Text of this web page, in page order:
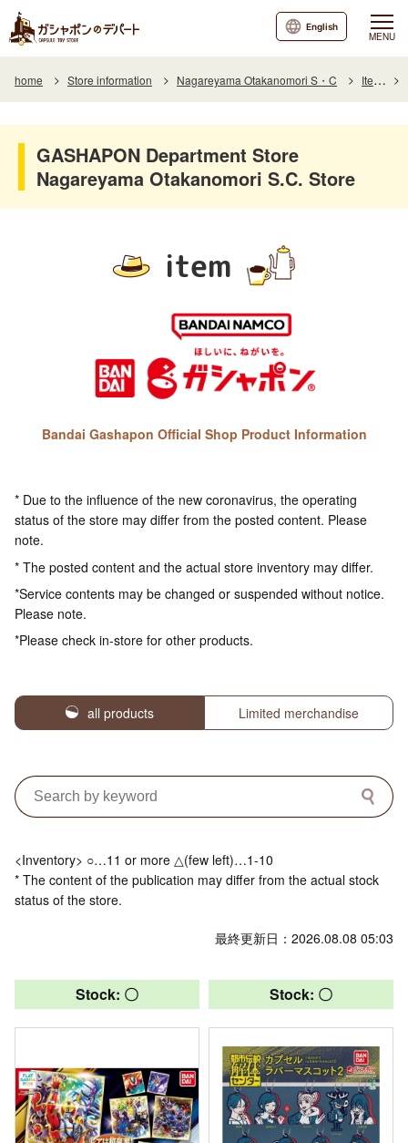
MENU
English
home Store information Nagareyama Otakanomori S・C Item
GASHAPON Department Store
Nagareyama Otakanomori S.C. Store
item
Bandai Gashapon Official Shop Product Information
* Due to the influence of the new coronavirus, the operating
status of the store may differ from the posted content. Please
note.
* The posted content and the actual store inventory may differ.
*Service contents may be changed or suspended without notice.
Please note.
*Please check in-store for other products.
all products Limited merchandise
<Inventory> ○…11 or more △(few left)…1-10
* The content of the publication may differ from the actual stock
status of the store.
最終更新日：2026.08.08 05:03
Stock: 〇 Stock: 〇